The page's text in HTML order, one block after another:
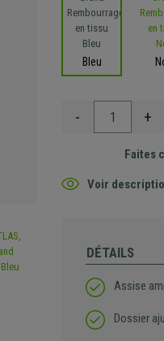
Bleu
- +
Faites
Voir
DÉTAILS
Assise
Dossier